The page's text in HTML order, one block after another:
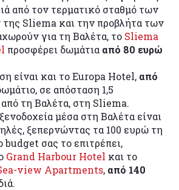
από τον τερματικό σταθμό των
Sliema και την προβλήτα των
για τη Βαλέτα, το Sliema
προσφέρει δωμάτια από 80 ευρώ
είναι και το Europa Hotel, από
σε απόσταση 1,5
από τη Βαλέτα, στη Sliema.
μέσα στη Βαλέτα είναι
ξεπερνώντας τα 100 ευρώ τη
budget σας το επιτρέπει,
Grand Harbour Hotel και το
view Apartments, από 140